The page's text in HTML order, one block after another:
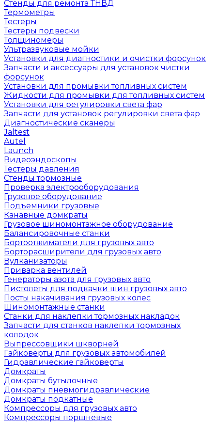
Стенды для ремонта ТНВД
Термометры
Тестеры
Тестеры подвески
Толщиномеры
Ультразвуковые мойки
Установки для диагностики и очистки форсунок
Запчасти и аксессуары для установок чистки
форсунок
Установки для промывки топливных систем
Жидкости для промывки для топливных систем
Установки для регулировки света фар
Запчасти для установок регулировки света фар
Диагностические сканеры
Jaltest
Autel
Launch
Видеоэндоскопы
Тестеры давления
Стенды тормозные
Проверка электрооборудования
Грузовое оборудование
Подъемники грузовые
Канавные домкраты
Грузовое шиномонтажное оборудование
Балансировочные станки
Бортоотжиматели для грузовых авто
Борторасширители для грузовых авто
Вулканизаторы
Приварка вентилей
Генераторы азота для грузовых авто
Пистолеты для подкачки шин грузовых авто
Посты накачивания грузовых колес
Шиномонтажные станки
Станки для наклепки тормозных накладок
Запчасти для станков наклепки тормозных
колодок
Выпрессовщики шкворней
Гайковерты для грузовых автомобилей
Гидравлические гайковерты
Домкраты
Домкраты бутылочные
Домкраты пневмогидравлические
Домкраты подкатные
Компрессоры для грузовых авто
Компрессоры поршневые